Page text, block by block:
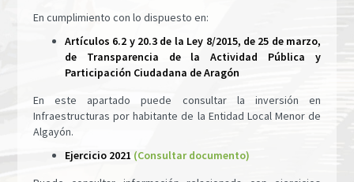
En cumplimiento con lo dispuesto en:
Artículos 6.2 y 20.3 de la Ley 8/2015, de 25 de marzo,
de Transparencia de la Actividad Pública y
Participación Ciudadana de Aragón
En este apartado puede consultar la inversión en
Infraestructuras por habitante de la Entidad Local Menor de
Algayón.
Ejercicio 2021 (Consultar documento)